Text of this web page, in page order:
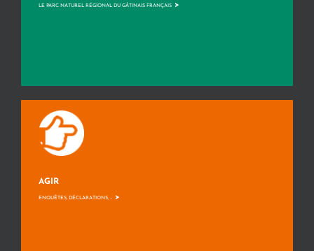
LE PARC NATUREL RÉGIONAL DU GÂTINAIS FRANÇAIS >
AGIR
ENQUÊTES, DÉCLARATIONS, ... >